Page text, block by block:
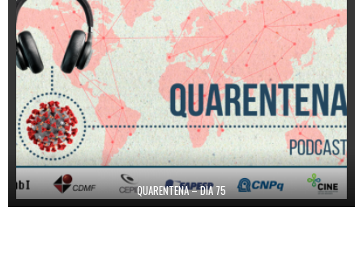
QUARENTENA – DIA 75